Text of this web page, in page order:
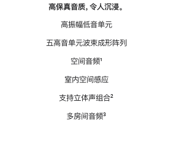
高保真音质，令人沉浸。
高振幅低音单元
五高音单元波束成形阵列
空间音频脚
¹
室内空间感应
支持立体声组合脚
²
多房间音频脚
³